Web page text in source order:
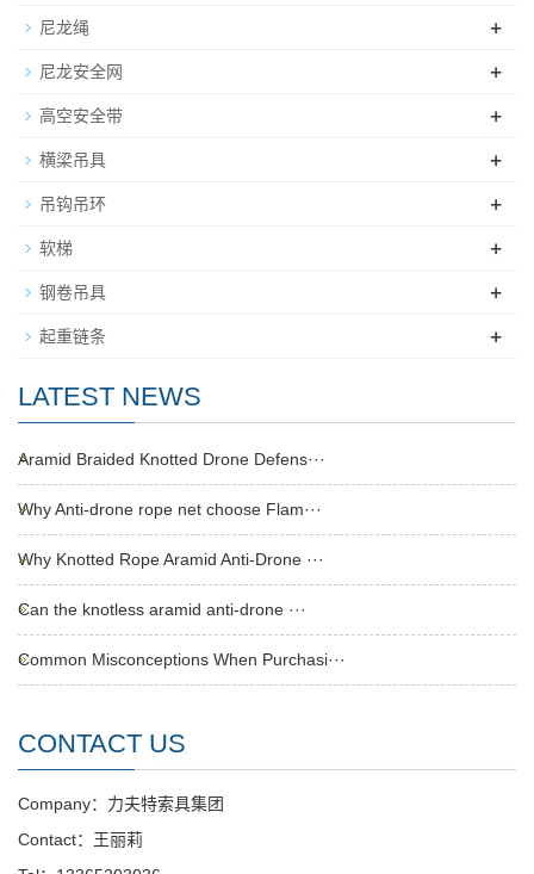
尼龙绳 +
尼龙安全网 +
高空安全带 +
横梁吊具 +
吊钩吊环 +
软梯 +
钢卷吊具 +
起重链条 +
LATEST NEWS
Aramid Braided Knotted Drone Defens···
Why Anti-drone rope net choose Flam···
Why Knotted Rope Aramid Anti-Drone ···
Can the knotless aramid anti-drone ···
Common Misconceptions When Purchasi···
CONTACT US
Company：力夫特索具集团
Contact：王丽莉